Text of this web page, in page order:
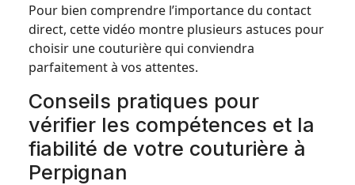
Pour bien comprendre l’importance du contact
direct, cette vidéo montre plusieurs astuces pour
choisir une couturière qui conviendra
parfaitement à vos attentes.
Conseils pratiques pour
vérifier les compétences et la
fiabilité de votre couturière à
Perpignan